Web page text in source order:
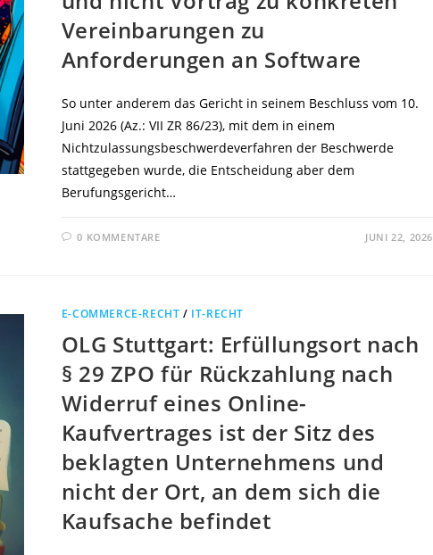
Vereinbarungen zu
Anforderungen an Software
So unter anderem das Gericht in seinem Beschluss vom 10.
Juni 2026 (Az.: VII ZR 86/23), mit dem in einem
Nichtzulassungsbeschwerdeverfahren der Beschwerde
stattgegeben wurde, die Entscheidung aber dem
Berufungsgericht…
0 KOMMENTARE JUNI 22, 2026
E-COMMERCE-RECHT / IT-RECHT
OLG Stuttgart: Erfüllungsort nach
§ 29 ZPO für Rückzahlung nach
Widerruf eines Online-
Kaufvertrages ist der Sitz des
beklagten Unternehmens und
nicht der Ort, an dem sich die
Kaufsache befindet